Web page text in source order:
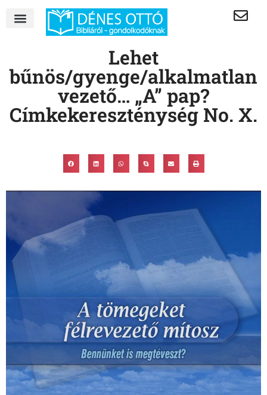
Lehet
bűnös/gyenge/alkalmatlan
vezető… „A” pap?
Címkekereszténység No. X.